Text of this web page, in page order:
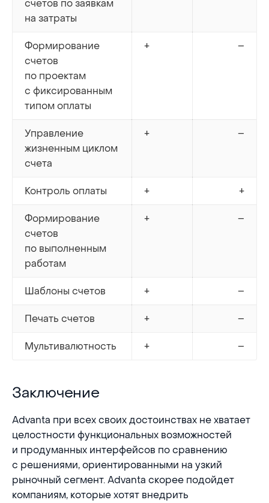
счетов по заявкам
на затраты
Формирование
счетов
по проектам
с фиксированным
типом оплаты
+ –
Управление
жизненным циклом
счета
+ –
Контроль оплаты + +
Формирование
счетов
по выполненным
работам
+ –
Шаблоны счетов + –
Печать счетов + –
Мультивалютность + –
Заключение
Заключение
Advanta при всех своих достоинствах не хватает
целостности функциональных возможностей
и продуманных интерфейсов по сравнению
с решениями, ориентированными на узкий
рыночный сегмент. Advanta скорее подойдет
компаниям, которые хотят внедрить